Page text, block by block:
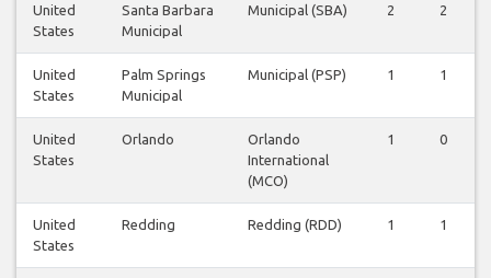
United
States
Santa Barbara
Municipal
Municipal (SBA) 2 2
United
States
Palm Springs
Municipal
Municipal (PSP) 1 1
United
States
Orlando
Orlando
International
(MCO)
1 0
United
States
Redding Redding (RDD) 1 1